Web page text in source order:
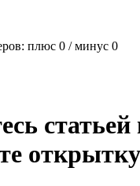
плюс 0 / минус 0
статьей
открытку